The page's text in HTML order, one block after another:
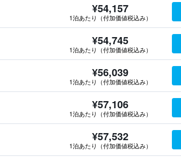
¥54,157
1泊あたり（付加価値税込み）
¥54,745
1泊あたり（付加価値税込み）
¥56,039
1泊あたり（付加価値税込み）
¥57,106
1泊あたり（付加価値税込み）
¥57,532
1泊あたり（付加価値税込み）